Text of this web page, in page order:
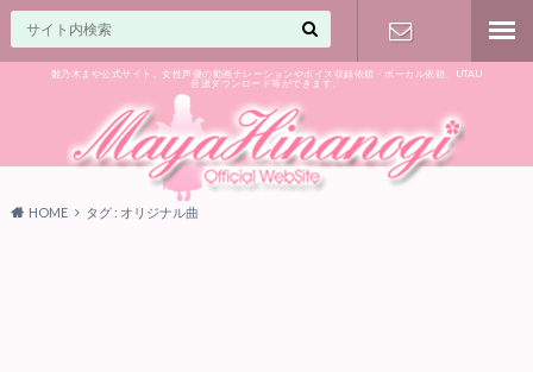
雛乃木まや公式サイト。女性声優の動画ナレーションやボイス収録依頼・ボーカル依頼、UTAU
音源ダウンロード等ができます。
気軽に♪
HOME タグ : オリジナル曲